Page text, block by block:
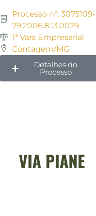
Processo n°: 3075109-
79.2006.8.13.0079
1ª Vara Empresarial
Contagem/MG
Detalhes do
Processo